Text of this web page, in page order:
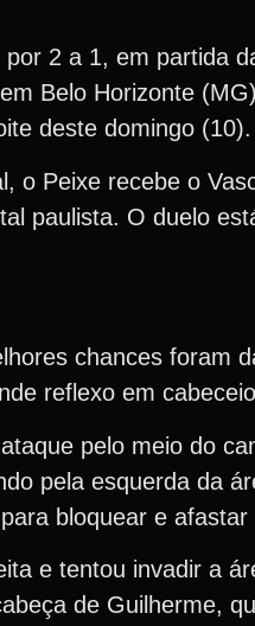
2 a 1, em partida
Belo Horizonte
deste domingo (10).
o Peixe recebe o
paulista. O duelo
chances foram
reflexo em
pelo meio do
pela esquerda da
bloquear e afastar
e tentou invadir a
de Guilherme,